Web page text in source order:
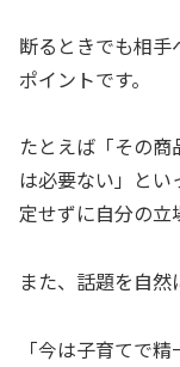
断るときでも相
ポイントです。
たとえば「その
は必要ない」と
定せずに自分の立
また、話題を自然
「今は子育てで